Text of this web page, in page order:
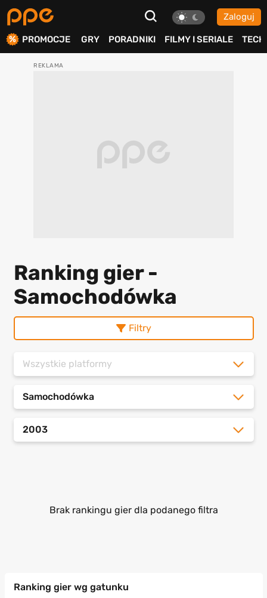
Zaloguj
PROMOCJE GRY PORADNIKI FILMY I SERIALE TECH
Ranking gier -
Samochodówka
Filtry
Wszystkie platformy
Samochodówka
2003
Brak rankingu gier dla podanego filtra
Ranking gier wg gatunku